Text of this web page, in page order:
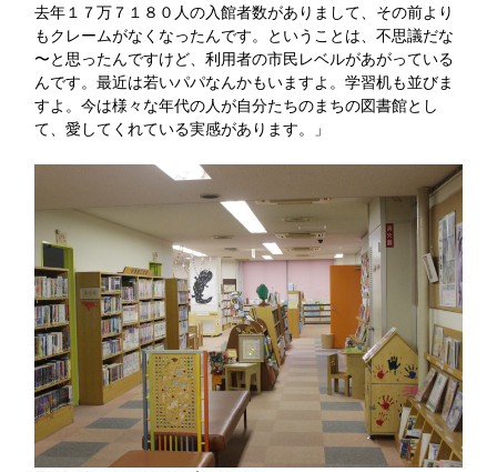
去年１７万７１８０人の入館者数がありまして、その前より
もクレームがなくなったんです。ということは、不思議だな
〜と思ったんですけど、利用者の市民レベルがあがっている
んです。最近は若いパパなんかもいますよ。学習机も並びま
すよ。今は様々な年代の人が自分たちのまちの図書館とし
て、愛してくれている実感があります。」